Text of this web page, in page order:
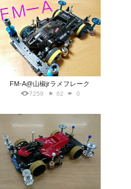
FM-A@山椒jrラメフレーク
7259 62 0